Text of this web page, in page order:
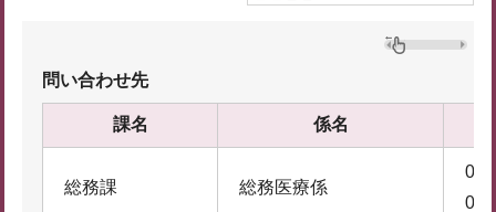
問い合わせ先
課名 係名
総務課 総務医療係
0